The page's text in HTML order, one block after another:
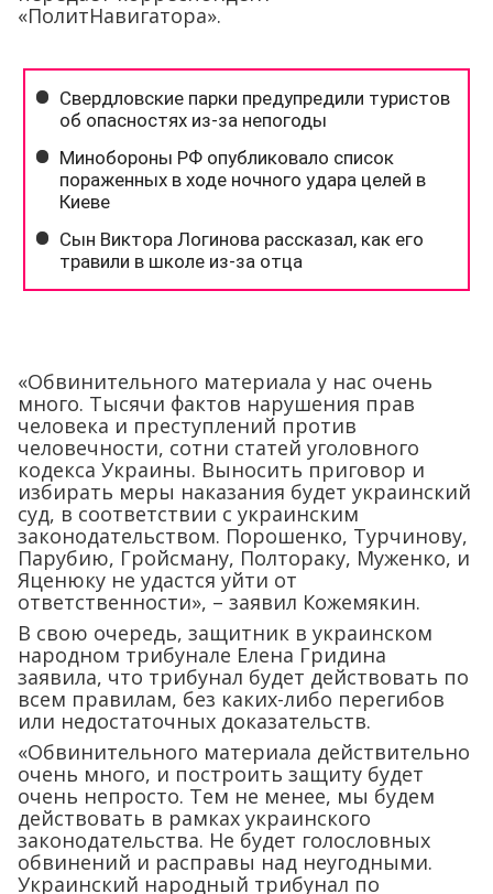
«ПолитНавигатора».
«Обвинительного материала у нас очень
много. Тысячи фактов нарушения прав
человека и преступлений против
человечности, сотни статей уголовного
кодекса Украины. Выносить приговор и
избирать меры наказания будет украинский
суд, в соответствии с украинским
законодательством. Порошенко, Турчинову,
Парубию, Гройсману, Полтораку, Муженко, и
Яценюку не удастся уйти от
ответственности», – заявил Кожемякин.
В свою очередь, защитник в украинском
народном трибунале Елена Гридина
заявила, что трибунал будет действовать по
всем правилам, без каких-либо перегибов
или недостаточных доказательств.
«Обвинительного материала действительно
очень много, и построить защиту будет
очень непросто. Тем не менее, мы будем
действовать в рамках украинского
законодательства. Не будет голословных
обвинений и расправы над неугодными.
Украинский народный трибунал по